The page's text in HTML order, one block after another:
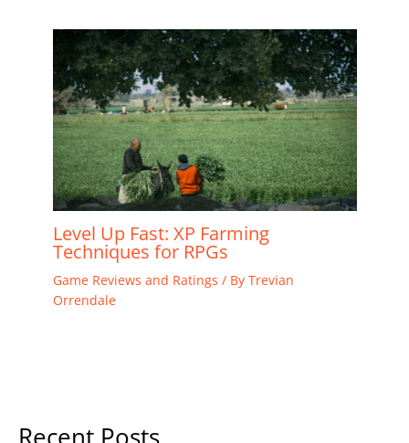
Level Up Fast: XP Farming
Techniques for RPGs
Game Reviews and Ratings / By Trevian
Orrendale
Recent Posts